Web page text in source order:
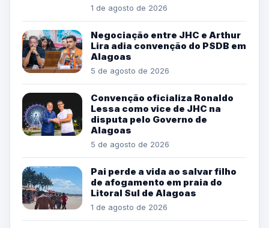
1 de agosto de 2026
Negociação entre JHC e Arthur
Lira adia convenção do PSDB em
Alagoas
5 de agosto de 2026
Convenção oficializa Ronaldo
Lessa como vice de JHC na
disputa pelo Governo de
Alagoas
5 de agosto de 2026
Pai perde a vida ao salvar filho
de afogamento em praia do
Litoral Sul de Alagoas
1 de agosto de 2026